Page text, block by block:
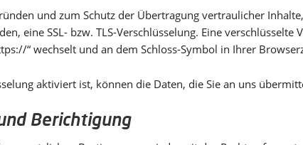
und zum Schutz der Übertragung vertraulicher
eine SSL- bzw. TLS-Verschlüsselung. Eine
“ wechselt und an dem Schloss-Symbol in Ihrer
aktiviert ist, können die Daten, die Sie an uns
Berichtigung